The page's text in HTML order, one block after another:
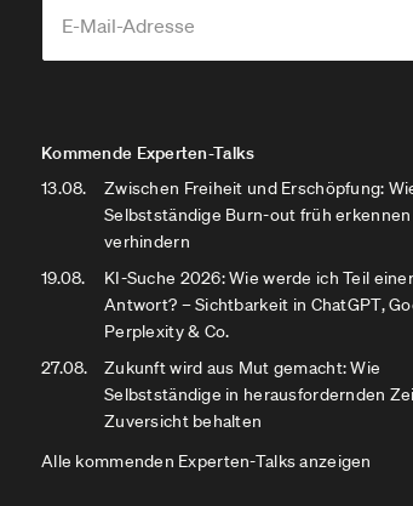
Kommende Experten-Talks
13.08.
Zwischen Freiheit und Erschöpfung:
Selbstständige Burn-out früh
verhindern
19.08.
KI-Suche 2026: Wie werde ich Teil
Antwort? – Sichtbarkeit in ChatGPT,
Perplexity & Co.
27.08.
Zukunft wird aus Mut gemacht: Wie
Selbstständige in herausfordernden
Zuversicht behalten
Alle kommenden Experten-Talks anzeigen